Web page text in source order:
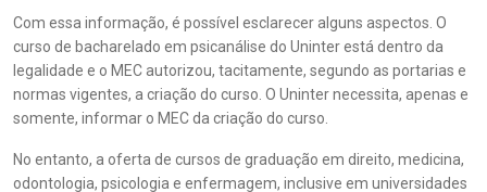
Com essa informação, é possível esclarecer alguns aspectos. O
curso de bacharelado em psicanálise do Uninter está dentro da
legalidade e o MEC autorizou, tacitamente, segundo as portarias e
normas vigentes, a criação do curso. O Uninter necessita, apenas e
somente, informar o MEC da criação do curso.
No entanto, a oferta de cursos de graduação em direito, medicina,
odontologia, psicologia e enfermagem, inclusive em universidades